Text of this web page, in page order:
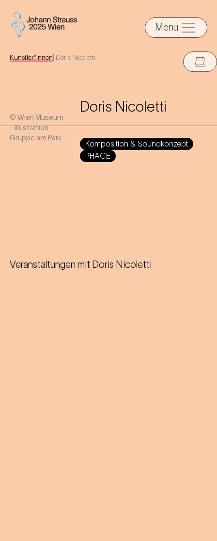
Menu
Künstler*innen Doris Nicoletti
© Wien Museum
- Illustration
Gruppe am Park
Doris Nicoletti
Komposition & Soundkonzept
PHACE
Veranstaltungen mit Doris Nicoletti